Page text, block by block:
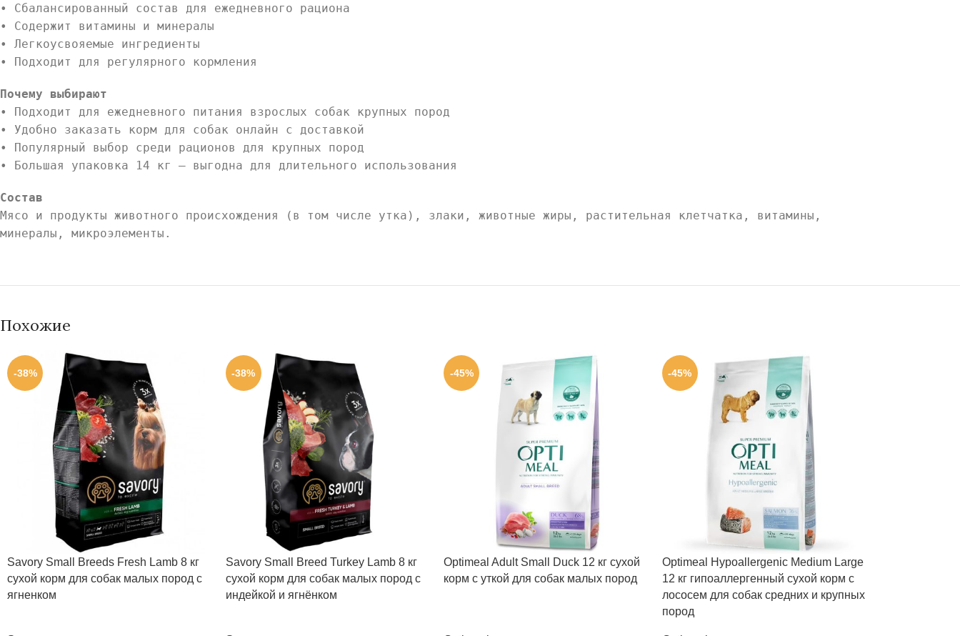
• Сбалансированный состав для ежедневного рациона
• Содержит витамины и минералы
• Легкоусвояемые ингредиенты
• Подходит для регулярного кормления
Почему выбирают
• Подходит для ежедневного питания взрослых собак крупных пород
• Удобно заказать корм для собак онлайн с доставкой
• Популярный выбор среди рационов для крупных пород
• Большая упаковка 14 кг — выгодна для длительного использования
Состав
Мясо и продукты животного происхождения (в том числе утка), злаки, животные жиры, растительная клетчатка, витамины,
минералы, микроэлементы.
Похожие
-38%
Savory Small Breeds Fresh Lamb 8 кг
сухой корм для собак малых пород с
ягненком
-38%
Savory Small Breed Turkey Lamb 8 кг
сухой корм для собак малых пород с
индейкой и ягнёнком
-45%
Optimeal Adult Small Duck 12 кг сухой
корм с уткой для собак малых пород
-45%
Optimeal Hypoallergenic Medium Large
12 кг гипоаллергенный сухой корм с
лососем для собак средних и крупных
пород